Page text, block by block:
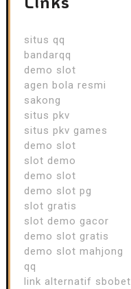
situs qq
bandarqq
demo slot
agen bola resmi
sakong
situs pkv
situs pkv games
demo slot
slot demo
demo slot
demo slot pg
slot gratis
slot demo gacor
demo slot gratis
demo slot mahjong
qq
link alternatif sbobet